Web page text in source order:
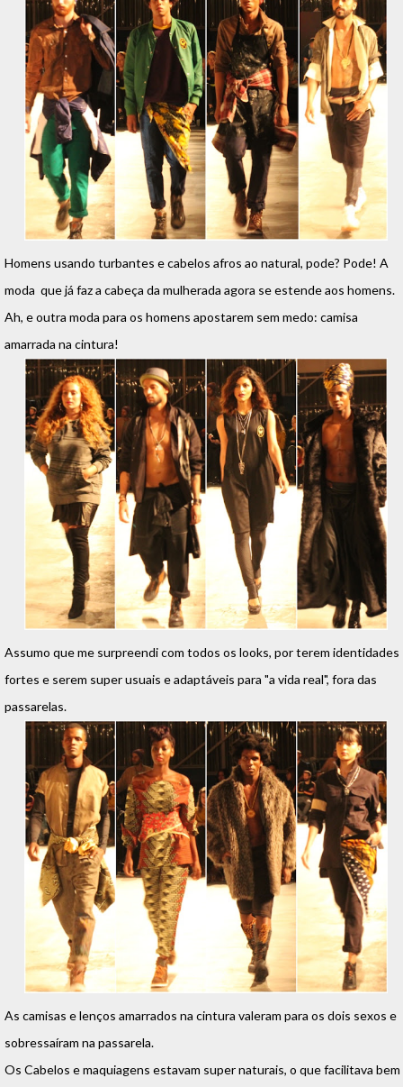
Homens usando turbantes e cabelos afros ao natural, pode? Pode! A
moda que já faz a cabeça da mulherada agora se estende aos homens.
Ah, e outra moda para os homens apostarem sem medo: camisa
amarrada na cintura!
Assumo que me surpreendi com todos os looks, por terem identidades
fortes e serem super usuais e adaptáveis para "a vida real", fora das
passarelas.
As camisas e lenços amarrados na cintura valeram para os dois sexos e
sobressaíram na passarela.
Os Cabelos e maquiagens estavam super naturais, o que facilitava bem